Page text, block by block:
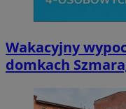
Wakacyjny
domkach